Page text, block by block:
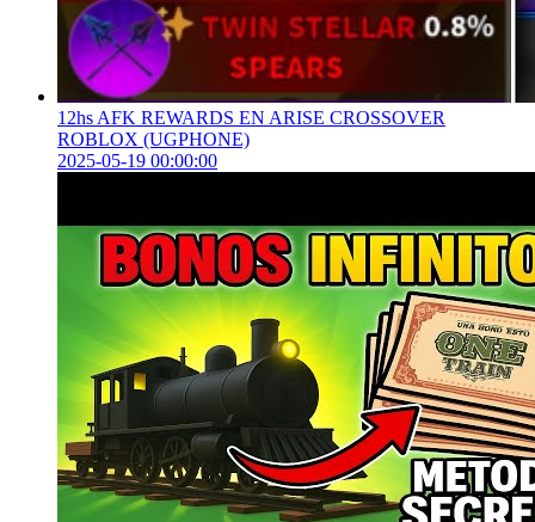
12hs AFK REWARDS EN ARISE CROSSOVER
ROBLOX (UGPHONE)
2025-05-19 00:00:00